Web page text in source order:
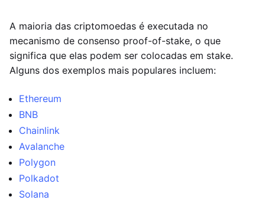
A maioria das criptomoedas é executada no
mecanismo de consenso proof-of-stake, o que
significa que elas podem ser colocadas em stake.
Alguns dos exemplos mais populares incluem:
Ethereum
BNB
Chainlink
Avalanche
Polygon
Polkadot
Solana